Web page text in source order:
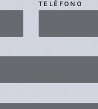
TELÉFONO